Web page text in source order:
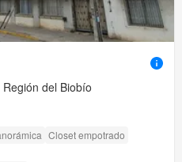
del Biobío
Closet empotrado